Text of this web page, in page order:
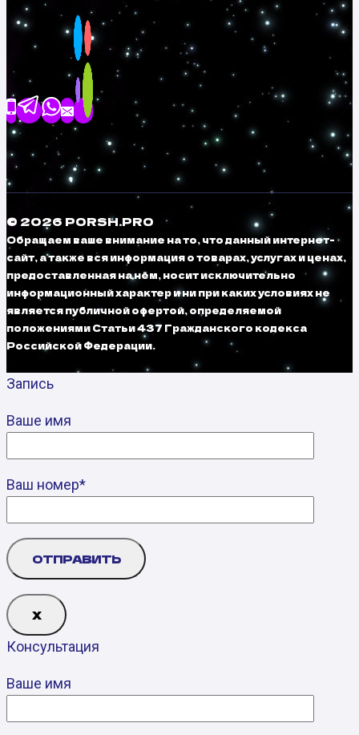
© 2026 PORSH.PRO
Обращаем ваше внимание на то, что данный интернет-
сайт, а также вся информация о товарах, услугах и ценах,
предоставленная на нём, носит исключительно
информационный характер и ни при каких условиях не
является публичной офертой, определяемой
положениями Статьи 437 Гражданского кодекса
Российской Федерации.
Запись
Ваше имя
Ваш номер*
Х
Консультация
Ваше имя